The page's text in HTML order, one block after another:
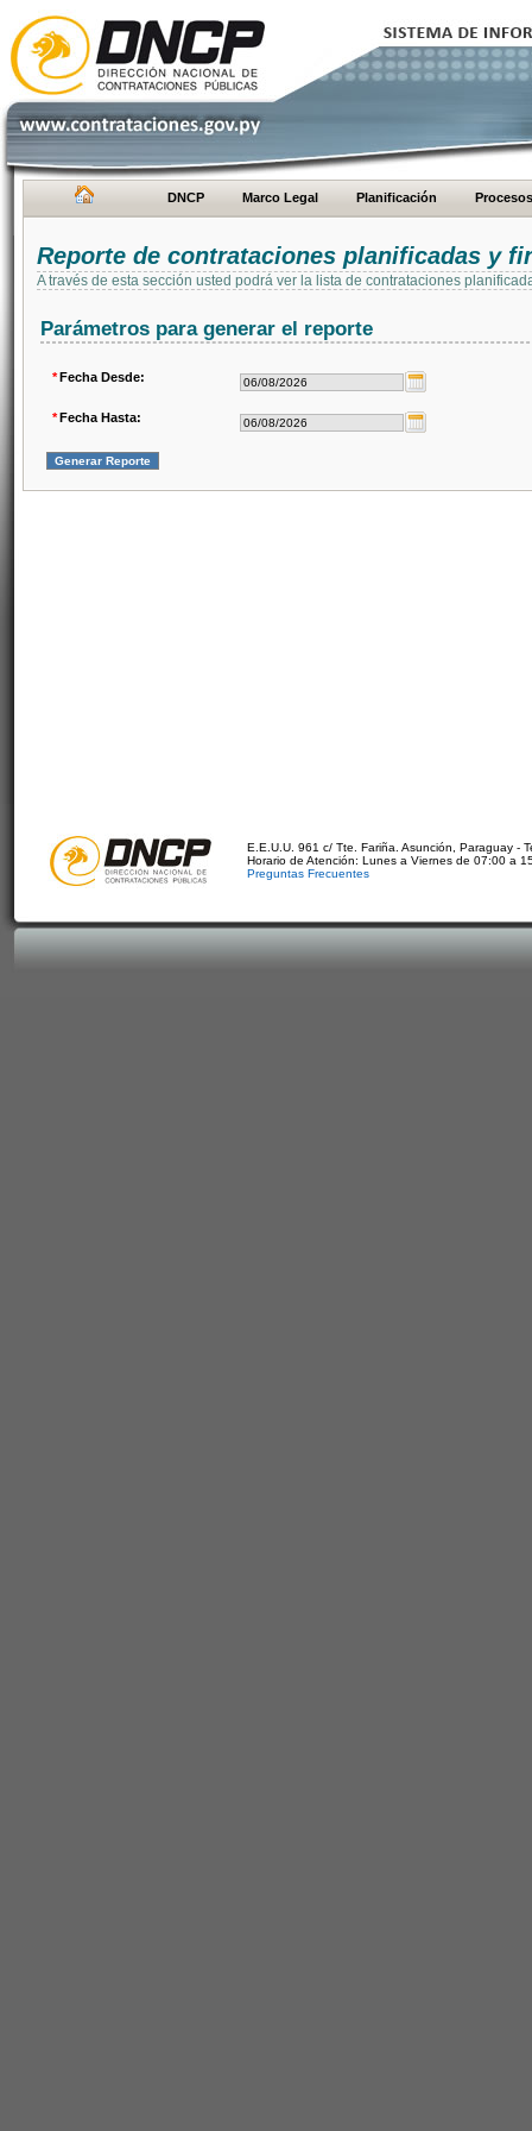
DNCP Marco Legal Planificación Procesos
Reporte de contrataciones planificadas y
A través de esta sección usted podrá ver la lista de contrataciones
Parámetros para generar el reporte
*Fecha Desde:
*Fecha Hasta:
E.E.U.U. 961 c/ Tte. Fariña. Asunción, Paraguay -
Horario de Atención: Lunes a Viernes de 07:00 a
Preguntas Frecuentes